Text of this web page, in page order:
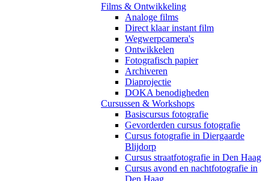
Films & Ontwikkeling
Analoge films
Direct klaar instant film
Wegwerpcamera's
Ontwikkelen
Fotografisch papier
Archiveren
Diaprojectie
DOKA benodigheden
Cursussen & Workshops
Basiscursus fotografie
Gevorderden cursus fotografie
Cursus fotografie in Diergaarde
Blijdorp
Cursus straatfotografie in Den Haag
Cursus avond en nachtfotografie in
Den Haag